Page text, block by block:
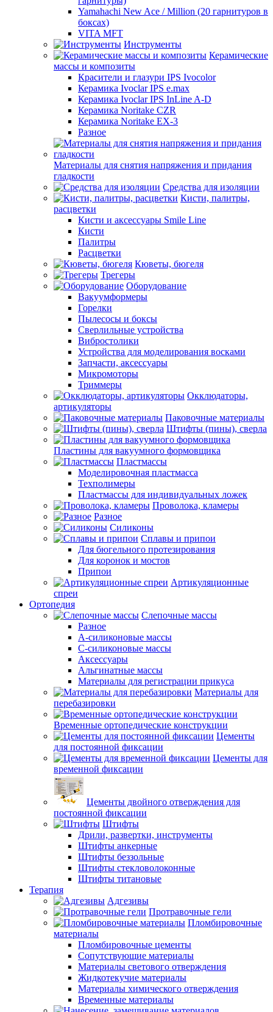
Yamahachi New Ace / Million (20 гарнитуров в
боксах)
VITA MFT
Инструменты
Керамические
массы и композиты
Красители и глазури IPS Ivocolor
Керамика Ivoclar IPS e.max
Керамика Ivoclar IPS InLine A-D
Керамика Noritake CZR
Керамика Noritake EX-3
Разное
Материалы для снятия напряжения и придания
гладкости
Средства для изоляции
Кисти, палитры,
расцветки
Кисти и аксессуары Smile Line
Кисти
Палитры
Расцветки
Кюветы, бюгеля
Трегеры
Оборудование
Вакуумформеры
Горелки
Пылесосы и боксы
Сверлильные устройства
Вибростолики
Устройства для моделирования восками
Запчасти, аксессуары
Микромоторы
Триммеры
Окклюдаторы,
артикуляторы
Паковочные материалы
Штифты (пины), сверла
Пластины для вакуумного формовщика
Пластмассы
Моделировочная пластмасса
Техполимеры
Пластмассы для индивидуальных ложек
Проволока, кламеры
Разное
Силиконы
Сплавы и припои
Для бюгельного протезирования
Для коронок и мостов
Припои
Артикуляционные
спреи
Ортопедия
Слепочные массы
Разное
А-силиконовые массы
С-силиконовые массы
Аксессуары
Альгинатные массы
Материалы для регистрации прикуса
Материалы для
перебазировки
Временные ортопедические конструкции
Цементы
для постоянной фиксации
Цементы для
временной фиксации
Цементы двойного отверждения для
постоянной фиксации
Штифты
Дрили, развертки, инструменты
Штифты анкерные
Штифты беззольные
Штифты стекловолоконные
Штифты титановые
Терапия
Адгезивы
Протравочные гели
Пломбировочные
материалы
Пломбировочные цементы
Сопутствующие материалы
Материалы светового отверждения
Жидкотекучие материалы
Материалы химического отверждения
Временные материалы